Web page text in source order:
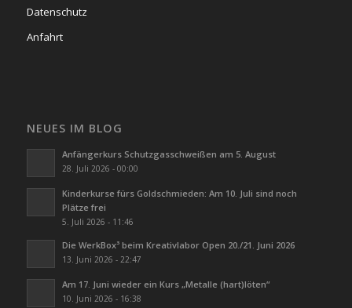
Datenschutz
Anfahrt
NEUES IM BLOG
Anfängerkurs Schutzgasschweißen am 5. August
28. Juli 2026 - 00:00
Kinderkurse fürs Goldschmieden: Am 10. Juli sind noch
Plätze frei
5. Juli 2026 - 11:46
Die WerkBox³ beim Kreativlabor Open 20./21. Juni 2026
13. Juni 2026 - 22:47
Am 17. Juni wieder ein Kurs „Metalle (hart)löten“
10. Juni 2026 - 16:38